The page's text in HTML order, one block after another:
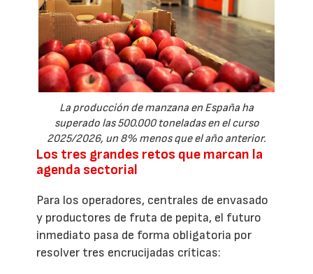
La producción de manzana en España ha
superado las 500.000 toneladas en el curso
2025/2026, un 8% menos que el año anterior.
Los tres grandes retos que marcan la
agenda sectorial
Para los operadores, centrales de envasado
y productores de fruta de pepita, el futuro
inmediato pasa de forma obligatoria por
resolver tres encrucijadas críticas: